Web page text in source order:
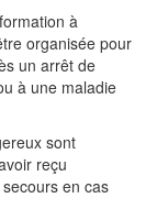
à
organisée pour
un arrêt de
à une maladie
sont
reçu
en cas